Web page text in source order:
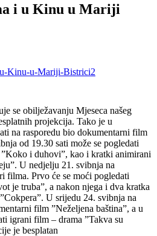
i u Kinu u Mariji
se obilježavanju Mjeseca našeg
projekcija. Tako je u
na rasporedu bio dokumentarni film
od 19.30 sati može se pogledati
i duhovi”, kao i kratki animirani
U nedjelju 21. svibnja na
filma. Prvo će se moći pogledati
je truba”, a nakon njega i dva kratka
U srijedu 24. svibnja na
film ”Neželjena baština”, a u
igrani film – drama ”Takva su
je besplatan